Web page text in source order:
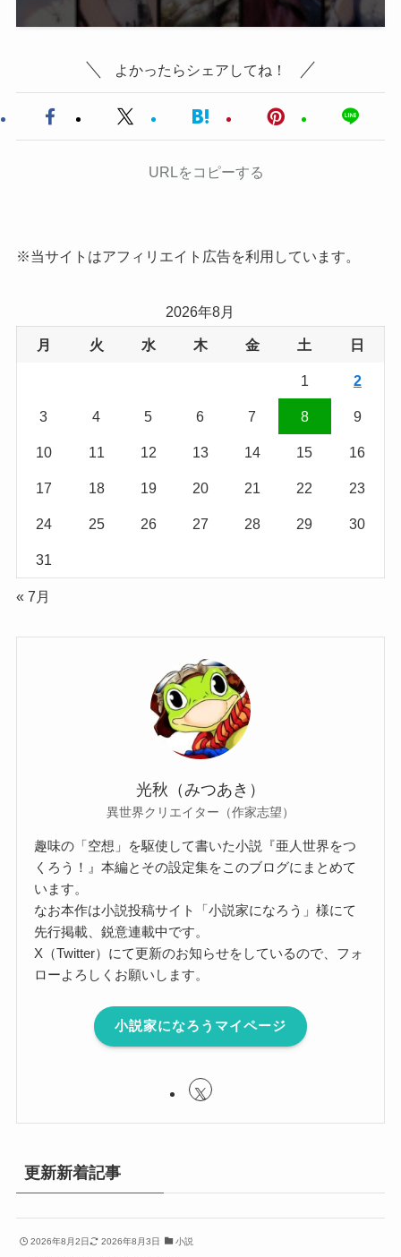
よかったらシェアしてね！
URLをコピーする
※当サイトはアフィリエイト広告を利用しています。
2026年8月
月 火 水 木 金 土 日
1 2
3 4 5 6 7 8 9
10 11 12 13 14 15 16
17 18 19 20 21 22 23
24 25 26 27 28 29 30
31
« 7月
光秋（みつあき）
異世界クリエイター（作家志望）
趣味の「空想」を駆使して書いた小説『亜人世界をつ
くろう！』本編とその設定集をこのブログにまとめて
います。
なお本作は小説投稿サイト「小説家になろう」様にて
先行掲載、鋭意連載中です。
X（Twitter）にて更新のお知らせをしているので、フォ
ローよろしくお願いします。
小説家になろうマイページ
更新新着記事
2026年8月2日 2026年8月3日 小説